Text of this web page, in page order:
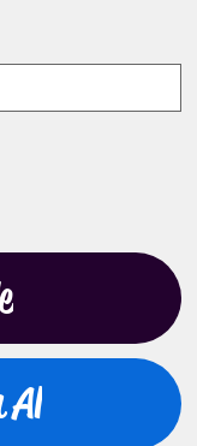
Al